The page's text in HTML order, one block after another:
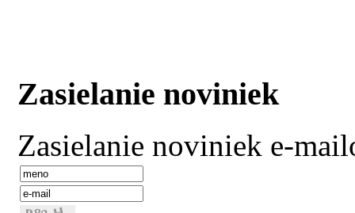
Zasielanie noviniek
Zasielanie noviniek e-